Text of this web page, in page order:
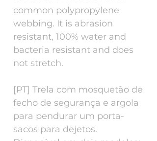
common polypropylene
webbing. It is abrasion
resistant, 100% water and
bacteria resistant and does
not stretch.
[PT] Trela com mosquetão de
fecho de segurança e argola
para pendurar um porta-
sacos para dejetos.